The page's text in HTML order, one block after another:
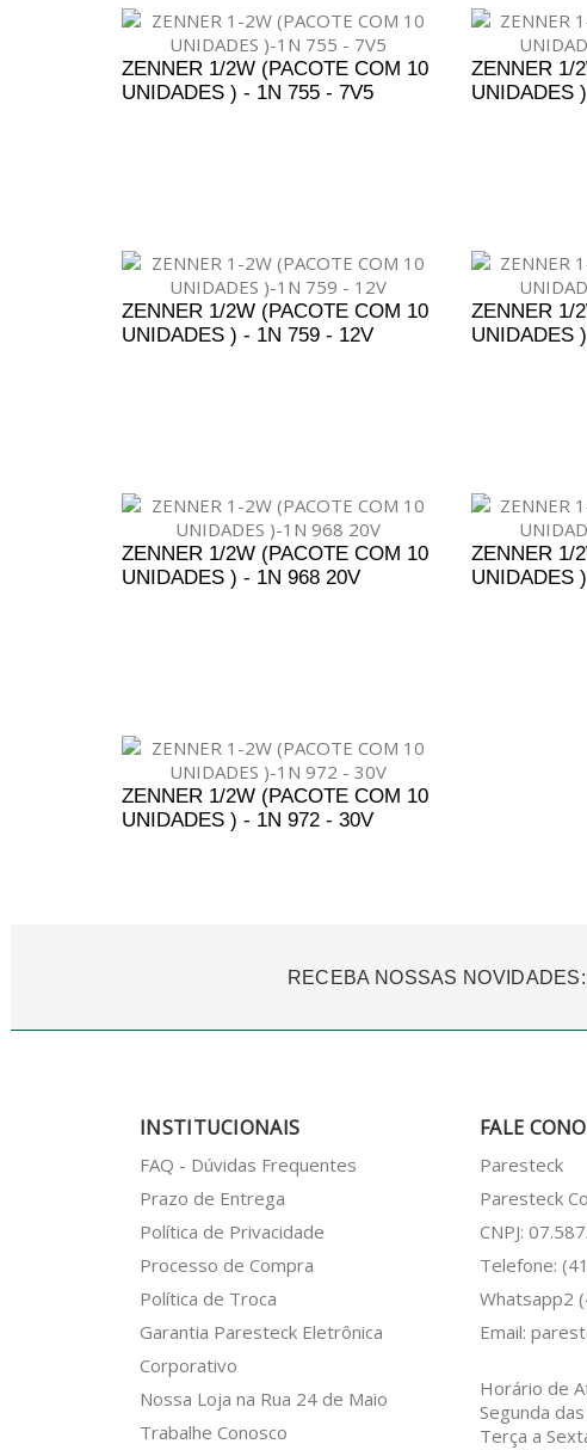
ZENNER 1/2W (PACOTE COM 10
UNIDADES ) - 1N 755 - 7V5
ZENNER 1/
UNIDADES
ZENNER 1/2W (PACOTE COM 10
UNIDADES ) - 1N 759 - 12V
ZENNER 1/
UNIDADES
ZENNER 1/2W (PACOTE COM 10
UNIDADES ) - 1N 968 20V
ZENNER 1/
UNIDADES
ZENNER 1/2W (PACOTE COM 10
UNIDADES ) - 1N 972 - 30V
RECEBA NOSSAS NOVIDADES:
INSTITUCIONAIS
FAQ - Dúvidas Frequentes
Prazo de Entrega
Política de Privacidade
Processo de Compra
Política de Troca
Garantia Paresteck Eletrônica
Corporativo
Nossa Loja na Rua 24 de Maio
Trabalhe Conosco
FALE
Paresteck
Paresteck
CNPJ:
Telefone:
Whatsapp2
Email:
Horário de
Segunda
Terça a